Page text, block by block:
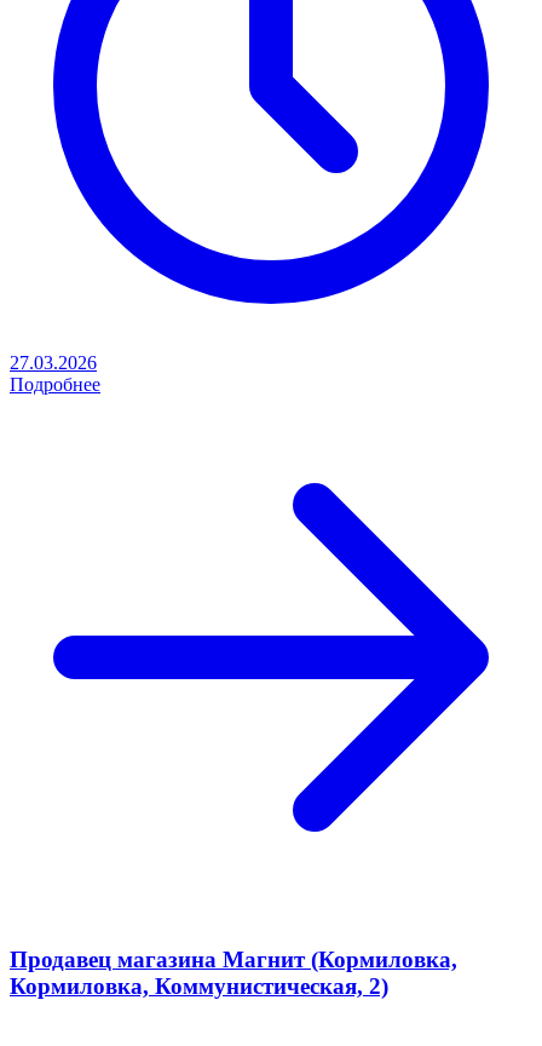
27.03.2026
Подробнее
Продавец магазина Магнит (Кормиловка,
Кормиловка, Коммунистическая, 2)